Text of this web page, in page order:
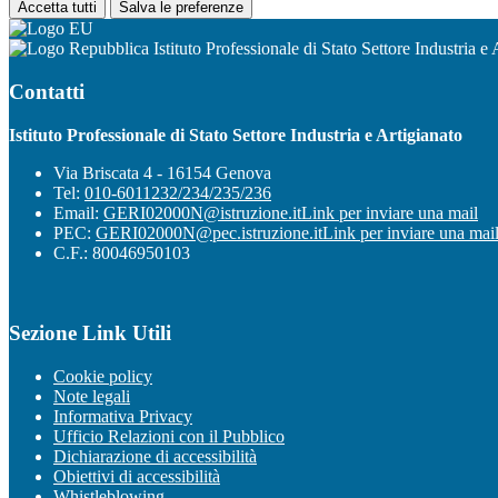
Accetta tutti Salva le preferenze
Istituto Professionale di Stato Settore Industria e
Contatti
Istituto Professionale di Stato Settore Industria e Artigianato
Via Briscata 4 - 16154 Genova
Tel: 010-6011232/234/235/236
Email: GERI02000N@istruzione.itLink per inviare una mail
PEC: GERI02000N@pec.istruzione.itLink per inviare una mail
C.F.: 80046950103
Sezione Link Utili
Cookie policy
Note legali
Informativa Privacy
Ufficio Relazioni con il Pubblico
Dichiarazione di accessibilità
Obiettivi di accessibilità